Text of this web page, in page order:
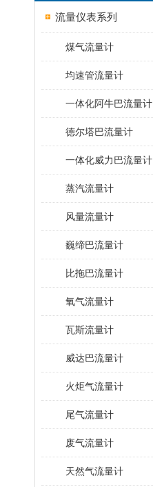
流量仪表系列
煤气流量计
均速管流量计
一体化阿牛巴流量计
德尔塔巴流量计
一体化威力巴流量计
蒸汽流量计
风量流量计
巍缔巴流量计
比拖巴流量计
氧气流量计
瓦斯流量计
威达巴流量计
火炬气流量计
尾气流量计
废气流量计
天然气流量计